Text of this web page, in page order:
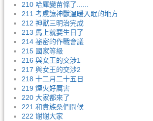
210 哈庫變苗條了......
211 考慮讓神獸溫暖入眠的地方
212 神獸三明治完成
213 馬上就要生日了
214 祕密的作戰會議
215 國家等級
216 與女王的交涉1
217 與女王的交涉2
218 十二月二十五日
219 煙火好厲害
220 大家都來了
221 和貴族桑們問候
222 謝謝大家